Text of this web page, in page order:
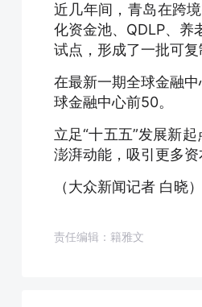
近几年间，青岛在跨
化资金池、QDLP、养
试点，形成了一批可复
在最新一期全球金融
球金融中心前50。
立足“十五五”发展新
澎湃动能，吸引更多
（大众新闻记者 白晓）
责任编辑：籍雅文